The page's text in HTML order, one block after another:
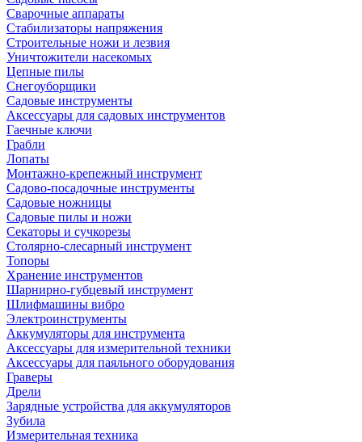
Сварочные аппараты
Стабилизаторы напряжения
Строительные ножи и лезвия
Уничтожители насекомых
Цепные пилы
Снегоуборщики
Садовые инструменты
Аксессуары для садовых инструментов
Гаечные ключи
Грабли
Лопаты
Монтажно-крепежный инструмент
Садово-посадочные инструменты
Садовые ножницы
Садовые пилы и ножи
Секаторы и сучкорезы
Столярно-слесарный инструмент
Топоры
Хранение инструментов
Шарнирно-губцевый инструмент
Шлифмашины вибро
Электроинструменты
Аккумуляторы для инструмента
Аксессуары для измерительной техники
Аксессуары для паяльного оборудования
Граверы
Дрели
Зарядные устройства для аккумуляторов
Зубила
Измерительная техника